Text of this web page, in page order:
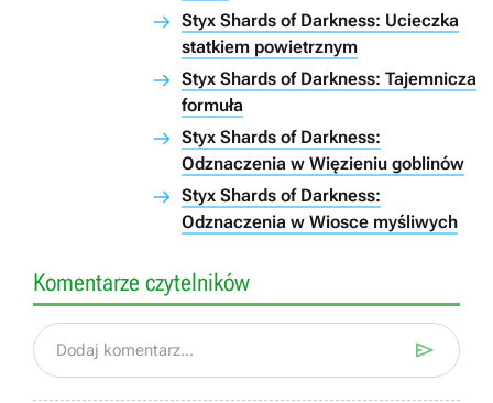
Styx Shards of Darkness: Ucieczka
statkiem powietrznym
Styx Shards of Darkness: Tajemnicza
formuła
Styx Shards of Darkness:
Odznaczenia w Więzieniu goblinów
Styx Shards of Darkness:
Odznaczenia w Wiosce myśliwych
Komentarze czytelników
Dodaj komentarz... 